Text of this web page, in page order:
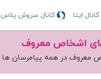
کانال ایتا کانال سروش پلاس
اشخاص معروف
معروف در همه پیامرسان ها